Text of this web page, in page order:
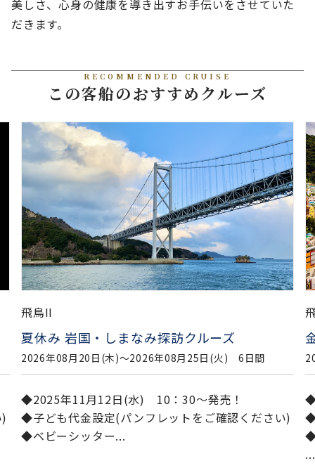
美しさ、心身の健康を導き出すお手伝いをさせていた
だきます。
RECOMMENDED CRUISE
この客船のおすすめクルーズ
飛鳥II
夏休み 岩国・しまなみ探訪クルーズ
2026年08月20日(木)〜2026年08月25日(火) 6日間
◆2025年11月12日(水) 10：30～発売！
◆子ども代金設定(パンフレットをご確認ください)
◆ベビーシッター...
◆
...